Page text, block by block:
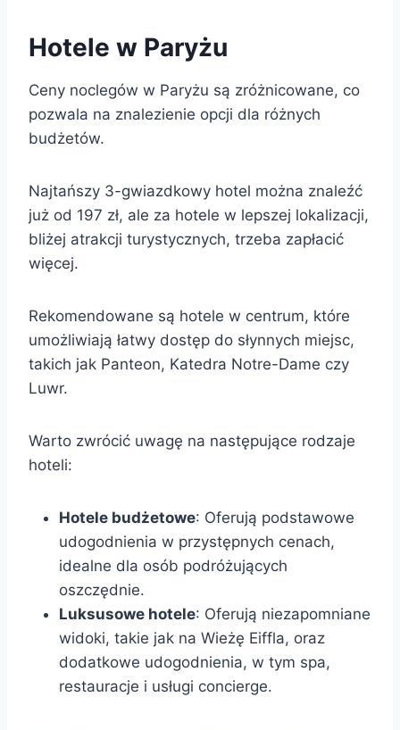
Hotele w Paryżu
Ceny noclegów w Paryżu są zróżnicowane, co
pozwala na znalezienie opcji dla różnych
budżetów.
Najtańszy 3-gwiazdkowy hotel można znaleźć
już od 197 zł, ale za hotele w lepszej lokalizacji,
bliżej atrakcji turystycznych, trzeba zapłacić
więcej.
Rekomendowane są hotele w centrum, które
umożliwiają łatwy dostęp do słynnych miejsc,
takich jak Panteon, Katedra Notre-Dame czy
Luwr.
Warto zwrócić uwagę na następujące rodzaje
hoteli:
Hotele budżetowe: Oferują podstawowe
udogodnienia w przystępnych cenach,
idealne dla osób podróżujących
oszczędnie.
Luksusowe hotele: Oferują niezapomniane
widoki, takie jak na Wieżę Eiffla, oraz
dodatkowe udogodnienia, w tym spa,
restauracje i usługi concierge.